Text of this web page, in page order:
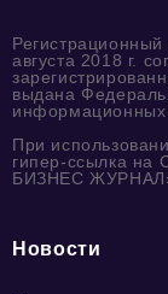
августа 2018 г.
выдана
информационных
При
гипер-ссылка
БИЗНЕС ЖУРНАЛ»
Новости